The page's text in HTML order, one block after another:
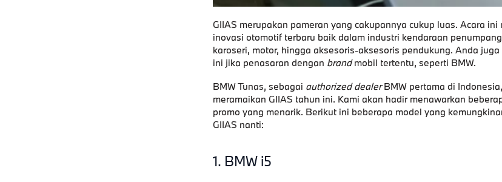
GIIAS merupakan pameran yang cakupannya cukup luas. Acara
inovasi otomotif terbaru baik dalam industri kendaraan
karoseri, motor, hingga aksesoris-aksesoris pendukung. Anda
ini jika penasaran dengan brandmobil tertentu, seperti BMW.
BMW Tunas, sebagai authorized dealerBMW pertama di
meramaikan GIIAS tahun ini. Kami akan hadir menawarkan
promo yang menarik. Berikut ini beberapa model yang
GIIAS nanti:
1. BMW i5